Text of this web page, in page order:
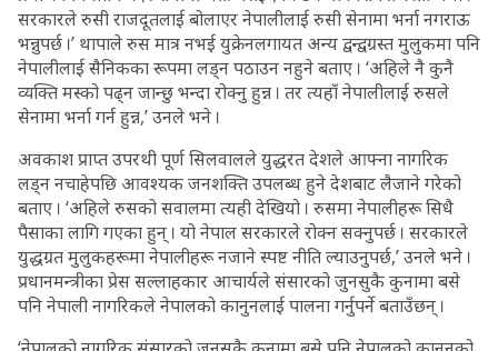
सरकारले रुसी राजदूतलाई बोलाएर नेपालीलाई रुसी सेनामा भर्ना नगराऊ
भन्नुपर्छ ।’ थापाले रुस मात्र नभई युक्रेनलगायत अन्य द्वन्द्वग्रस्त मुलुकमा पनि
नेपालीलाई सैनिकका रूपमा लड्न पठाउन नहुने बताए । ‘अहिले नै कुनै
व्यक्ति मस्को पढ्न जान्छु भन्दा रोक्नु हुन्न । तर त्यहाँ नेपालीलाई रुसले
सेनामा भर्ना गर्न हुन्न,’ उनले भने ।
अवकाश प्राप्त उपरथी पूर्ण सिलवालले युद्धरत देशले आफ्ना नागरिक
लड्न नचाहेपछि आवश्यक जनशक्ति उपलब्ध हुने देशबाट लैजाने गरेको
बताए । ‘अहिले रुसको सवालमा त्यही देखियो । रुसमा नेपालीहरू सिधै
पैसाका लागि गएका हुन् । यो नेपाल सरकारले रोक्न सक्नुपर्छ । सरकारले
युद्धग्रत मुलुकहरूमा नेपालीहरू नजाने स्पष्ट नीति ल्याउनुपर्छ,’ उनले भने ।
प्रधानमन्त्रीका प्रेस सल्लाहकार आचार्यले संसारको जुनसुकै कुनामा बसे
पनि नेपाली नागरिकले नेपालको कानुनलाई पालना गर्नुपर्ने बताउँछन् ।